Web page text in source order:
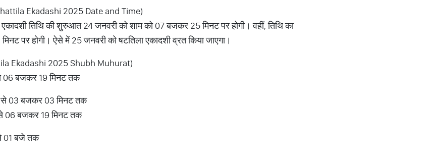
Ekadashi 2025 Date and Time)
तिथि की शुरुआत 24 जनवरी को शाम को 07 बजकर 25 मिनट पर होगी। वहीं, तिथि का
पर होगी। ऐसे में 25 जनवरी को षटतिला एकादशी व्रत किया जाएगा।
Ekadashi 2025 Shubh Muhurat)
06 बजकर 19 मिनट तक
से 03 बजकर 03 मिनट तक
06 बजकर 19 मिनट तक
01 बजे तक